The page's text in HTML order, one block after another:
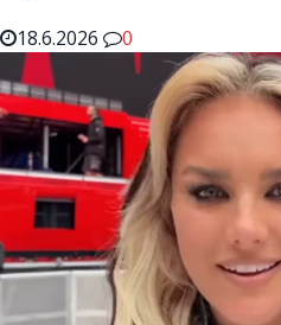
18.6.2026
0